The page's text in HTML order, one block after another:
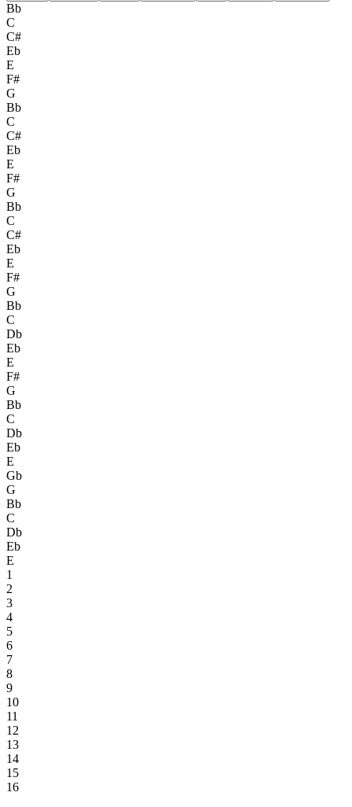
Bb
C
C#
Eb
E
F#
G
Bb
C
C#
Eb
E
F#
G
Bb
C
C#
Eb
E
F#
G
Bb
C
Db
Eb
E
F#
G
Bb
C
Db
Eb
E
Gb
G
Bb
C
Db
Eb
E
1
2
3
4
5
6
7
8
9
10
11
12
13
14
15
16